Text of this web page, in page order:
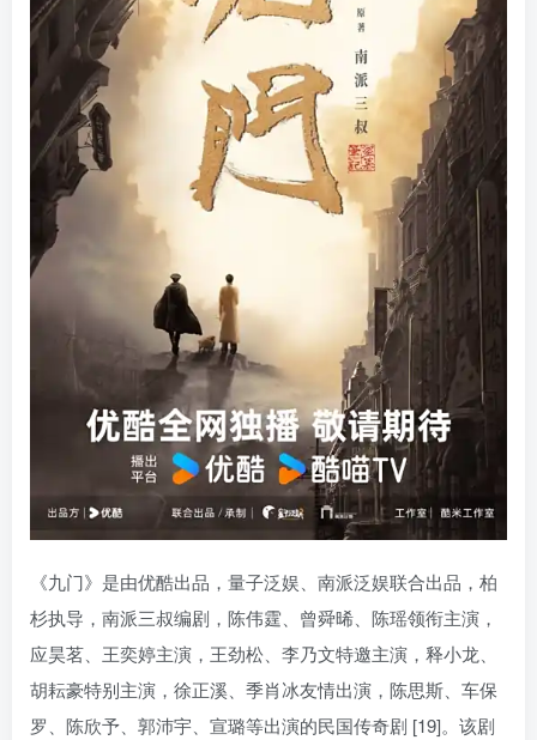
《九门》是由优酷出品，量子泛娱、南派泛娱联合出品，柏
杉执导，南派三叔编剧，陈伟霆、曾舜晞、陈瑶领衔主演，
应昊茗、王奕婷主演，王劲松、李乃文特邀主演，释小龙、
胡耘豪特别主演，徐正溪、季肖冰友情出演，陈思斯、车保
罗、陈欣予、郭沛宇、宣璐等出演的民国传奇剧 [19]。该剧